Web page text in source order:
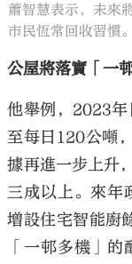
蕭智慧表示，未來
市民恆常回收習慣
公屋將落實「一
他舉例，2023
至每日120公噸
據再進一步上升
三成以上。來年
增設住宅智能廚
「一邨多機」